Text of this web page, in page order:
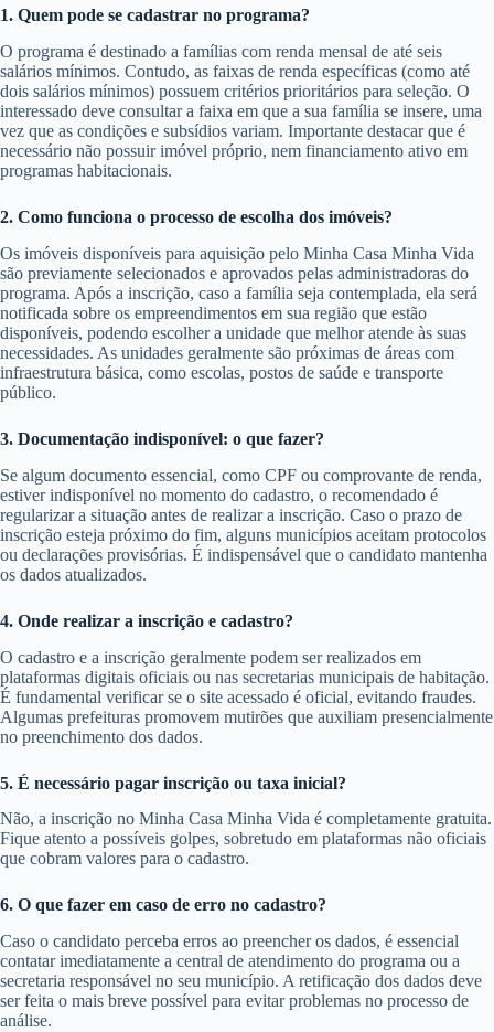
1. Quem pode se cadastrar no programa?
O programa é destinado a famílias com renda mensal de até seis
salários mínimos. Contudo, as faixas de renda específicas (como até
dois salários mínimos) possuem critérios prioritários para seleção. O
interessado deve consultar a faixa em que a sua família se insere, uma
vez que as condições e subsídios variam. Importante destacar que é
necessário não possuir imóvel próprio, nem financiamento ativo em
programas habitacionais.
2. Como funciona o processo de escolha dos imóveis?
Os imóveis disponíveis para aquisição pelo Minha Casa Minha Vida
são previamente selecionados e aprovados pelas administradoras do
programa. Após a inscrição, caso a família seja contemplada, ela será
notificada sobre os empreendimentos em sua região que estão
disponíveis, podendo escolher a unidade que melhor atende às suas
necessidades. As unidades geralmente são próximas de áreas com
infraestrutura básica, como escolas, postos de saúde e transporte
público.
3. Documentação indisponível: o que fazer?
Se algum documento essencial, como CPF ou comprovante de renda,
estiver indisponível no momento do cadastro, o recomendado é
regularizar a situação antes de realizar a inscrição. Caso o prazo de
inscrição esteja próximo do fim, alguns municípios aceitam protocolos
ou declarações provisórias. É indispensável que o candidato mantenha
os dados atualizados.
4. Onde realizar a inscrição e cadastro?
O cadastro e a inscrição geralmente podem ser realizados em
plataformas digitais oficiais ou nas secretarias municipais de habitação.
É fundamental verificar se o site acessado é oficial, evitando fraudes.
Algumas prefeituras promovem mutirões que auxiliam presencialmente
no preenchimento dos dados.
5. É necessário pagar inscrição ou taxa inicial?
Não, a inscrição no Minha Casa Minha Vida é completamente gratuita.
Fique atento a possíveis golpes, sobretudo em plataformas não oficiais
que cobram valores para o cadastro.
6. O que fazer em caso de erro no cadastro?
Caso o candidato perceba erros ao preencher os dados, é essencial
contatar imediatamente a central de atendimento do programa ou a
secretaria responsável no seu município. A retificação dos dados deve
ser feita o mais breve possível para evitar problemas no processo de
análise.